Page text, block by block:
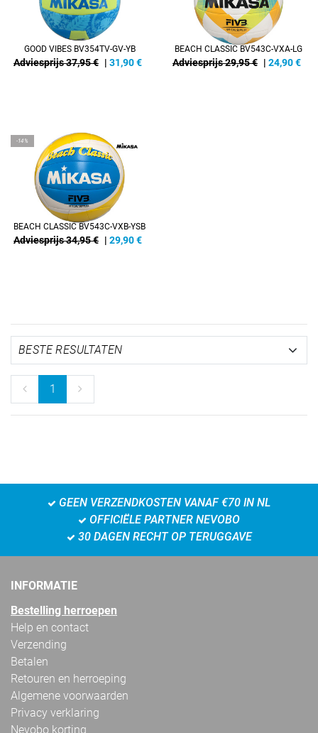
GOOD VIBES BV354TV-GV-YB
Adviesprijs 37,95 € | 31,90€
BEACH CLASSIC BV543C-VXA-LG
Adviesprijs 29,95 € | 24,90€
-14%
BEACH CLASSIC BV543C-VXB-YSB
Adviesprijs 34,95 € | 29,90€
1
GEEN VERZENDKOSTEN VANAF €70 IN NL
OFFICIËLE PARTNER NEVOBO
30 DAGEN RECHT OP TERUGGAVE
INFORMATIE
Bestelling herroepen
Help en contact
Verzending
Betalen
Retouren en herroeping
Algemene voorwaarden
Privacy verklaring
Nevobo korting